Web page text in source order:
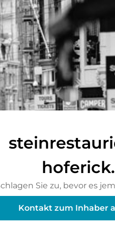
Sie zu, bevor es
Kontakt zum Inhaber